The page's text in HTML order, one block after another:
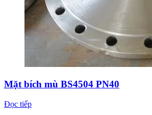
Mặt bích mù BS4504 PN40
Đọc tiếp